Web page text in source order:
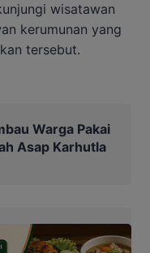
wisatawan
kerumunan yang
tersebut.
Warga Pakai
Asap Karhutla